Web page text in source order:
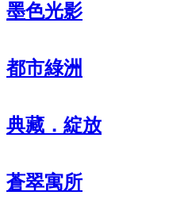
墨色光影
都市綠洲
典藏．綻放
蒼翠寓所